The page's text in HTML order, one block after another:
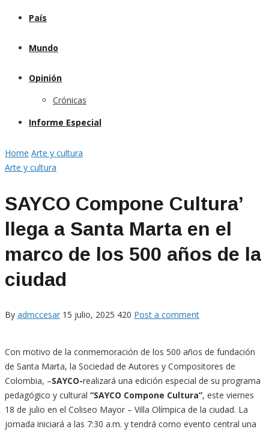
País
Mundo
Opinión
Crónicas
Informe Especial
Home Arte y cultura
Arte y cultura
SAYCO Compone Cultura’
llega a Santa Marta en el
marco de los 500 años de la
ciudad
By admccesar 15 julio, 2025 420 Post a comment
Con motivo de la conmemoración de los 500 años de fundación
de Santa Marta, la Sociedad de Autores y Compositores de
Colombia, –SAYCO-realizará una edición especial de su programa
pedagógico y cultural “SAYCO Compone Cultura”, este viernes
18 de julio en el Coliseo Mayor – Villa Olímpica de la ciudad. La
jornada iniciará a las 7:30 a.m. y tendrá como evento central una